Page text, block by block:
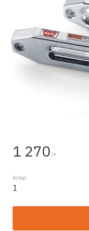
1 270 :-
Antal